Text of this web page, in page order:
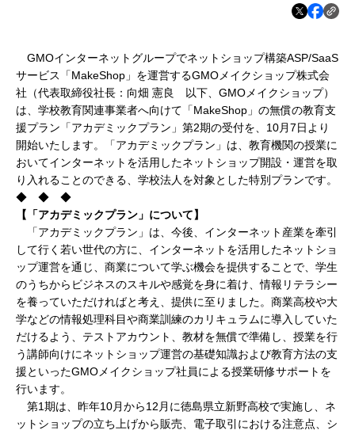
GMOインターネットグループでネットショップ構築ASP/SaaS
サービス「MakeShop」を運営するGMOメイクショップ株式会
社（代表取締役社長：向畑 憲良 以下、GMOメイクショップ）
は、学校教育関連事業者へ向けて「MakeShop」の無償の教育支
援プラン「アカデミックプラン」第2期の受付を、10月7日より
開始いたします。「アカデミックプラン」は、教育機関の授業に
おいてインターネットを活用したネットショップ開設・運営を取
り入れることのできる、学校法人を対象とした特別プランです。
◆ ◆ ◆
【「アカデミックプラン」について】
「アカデミックプラン」は、今後、インターネット産業を牽引
して行く若い世代の方に、インターネットを活用したネットショ
ップ運営を通じ、商業について学ぶ機会を提供することで、学生
のうちからビジネスのスキルや感覚を身に着け、情報リテラシー
を養っていただければと考え、提供に至りました。商業高校や大
学などの情報処理科目や商業訓練のカリキュラムに導入していた
だけるよう、テストアカウント、教材を無償で準備し、授業を行
う講師向けにネットショップ運営の基礎知識および教育方法の支
援といったGMOメイクショップ社員による授業研修サポートを
行います。
第1期は、 昨年10月から12月に徳島県立新野高校で実施し、ネ
ットショップの立ち上げから販売、電子取引における注意点、シ